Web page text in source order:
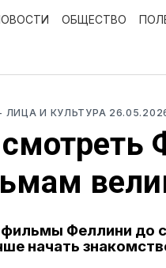
ОБЩЕСТВО
ЛИЦА И КУЛЬТУРА
Феллини до
начать